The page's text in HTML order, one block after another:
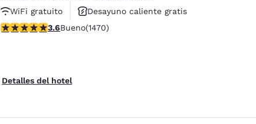
WiFi gratuito
Desayuno caliente gratis
Piscina al aire libre
calificación de 3.64 estrellas. Bueno. 1470 reseñas
3.6Bueno(1470)
Detalles del hotel